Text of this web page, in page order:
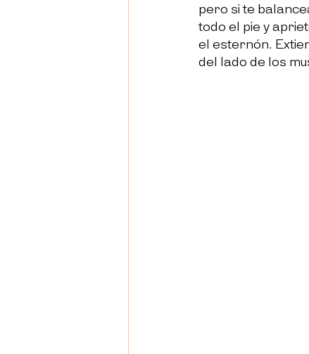
pero si te
todo el pie y
el esternón.
del lado de los